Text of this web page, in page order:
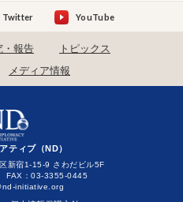
Twitter YouTube
・報告
トピックス
メディア情報
ティブ（ND）
新宿1-15-9 さわだビル5F
FAX：03-3355-0445